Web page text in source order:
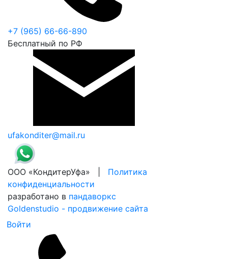
+7 (965) 66-66-890
Бесплатный по РФ
ufakonditer@mail.ru
ООО «КондитерУфа» | Политика
конфиденциальности
разработано в пандаворкс
Goldenstudio - продвижение сайта
Войти